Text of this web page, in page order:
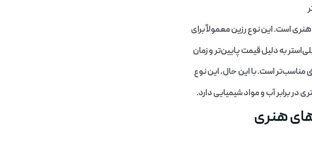
است. این نوع رزین معمولاً برای
به دلیل قیمت پایین‌تر و زمان
است. با این حال، این نوع
برابر آب و مواد شیمیایی دارد.
هنری